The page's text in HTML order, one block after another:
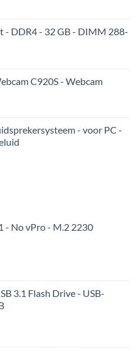
- DDR4 - 32 GB - DIMM 288-
C920S - Webcam
- voor PC -
- No vPro - M.2 2230
3.1 Flash Drive - USB-